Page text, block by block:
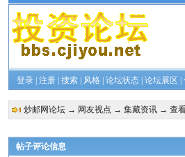
登录 注册 搜索 风格 论坛状态 论坛展区
炒邮网论坛 → 网友视点 →集藏资讯 → 查
帖子评论信息